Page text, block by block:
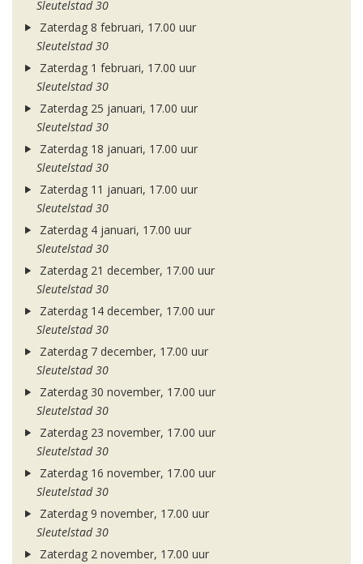
Sleutelstad 30
Zaterdag 8 februari, 17.00 uur
Sleutelstad 30
Zaterdag 1 februari, 17.00 uur
Sleutelstad 30
Zaterdag 25 januari, 17.00 uur
Sleutelstad 30
Zaterdag 18 januari, 17.00 uur
Sleutelstad 30
Zaterdag 11 januari, 17.00 uur
Sleutelstad 30
Zaterdag 4 januari, 17.00 uur
Sleutelstad 30
Zaterdag 21 december, 17.00 uur
Sleutelstad 30
Zaterdag 14 december, 17.00 uur
Sleutelstad 30
Zaterdag 7 december, 17.00 uur
Sleutelstad 30
Zaterdag 30 november, 17.00 uur
Sleutelstad 30
Zaterdag 23 november, 17.00 uur
Sleutelstad 30
Zaterdag 16 november, 17.00 uur
Sleutelstad 30
Zaterdag 9 november, 17.00 uur
Sleutelstad 30
Zaterdag 2 november, 17.00 uur